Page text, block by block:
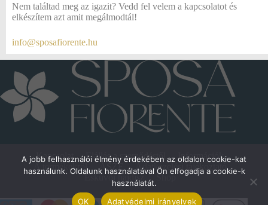
Nem találtad meg az igazit? Vedd fel velem a kapcsolatot és
elkészítem azt amit megálmodtál!
info@sposafiorente.hu
Kapcsolat Elállás a szerződéstől
Információk
A termékekről
ÁSZF
Adatkezelési tájékoztató
Esküvői hajdísz
Shop
A jobb felhasználói élmény érdekében az oldalon cookie-kat
használunk. Oldalunk használatával Ön elfogadja a cookie-k
használatát.
OK
Adatvédelmi irányelvek